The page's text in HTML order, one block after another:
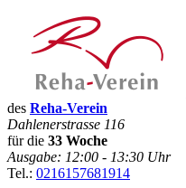
des Reha-Verein
Dahlenerstrasse 116
für die 33 Woche
Ausgabe: 12:00 - 13:30 Uhr
Tel.: 0216157681914